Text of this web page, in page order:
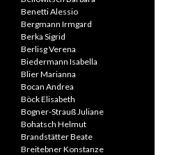
Benetti Alessio
Bergmann Irmgard
Berka Sigrid
Berlisg Verena
Biedermann Isabella
Blier Marianna
Bocan Andrea
Böck Elisabeth
Bogner-Strauß Juliane
Bohatsch Helmut
Brandstätter Beate
Breitebner Konstanze